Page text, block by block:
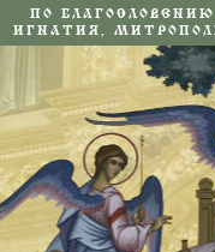
ПО
ИГНАТИЯ,